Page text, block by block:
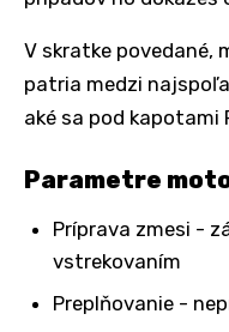
V skratke povedané,
patria medzi
aké sa pod kapotami
Parametre
Príprava zmesi -
vstrekovaním
Preplňovanie -